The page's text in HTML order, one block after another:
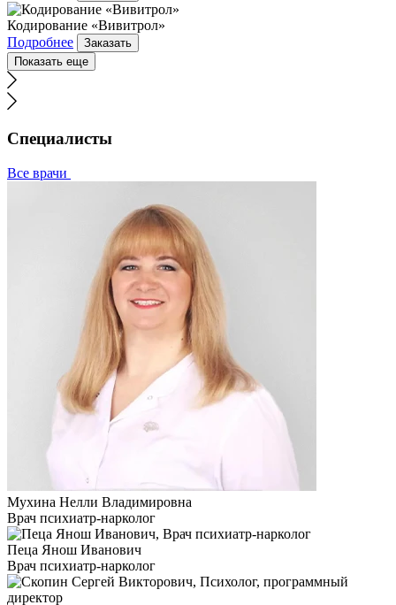
Кодирование «Вивитрол»
Подробнее
Заказать
Показать еще
Специалисты
Все врачи
Мухина Нелли Владимировна
Врач психиатр-нарколог
Пеца Янош Иванович
Врач психиатр-нарколог